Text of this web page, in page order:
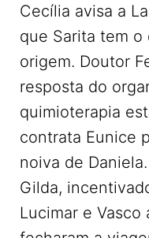
Cecília avisa a
que Sarita tem
origem. Doutor
resposta do
quimioterapia
contrata Eunice
noiva de
Gilda,
Lucimar e Vasco